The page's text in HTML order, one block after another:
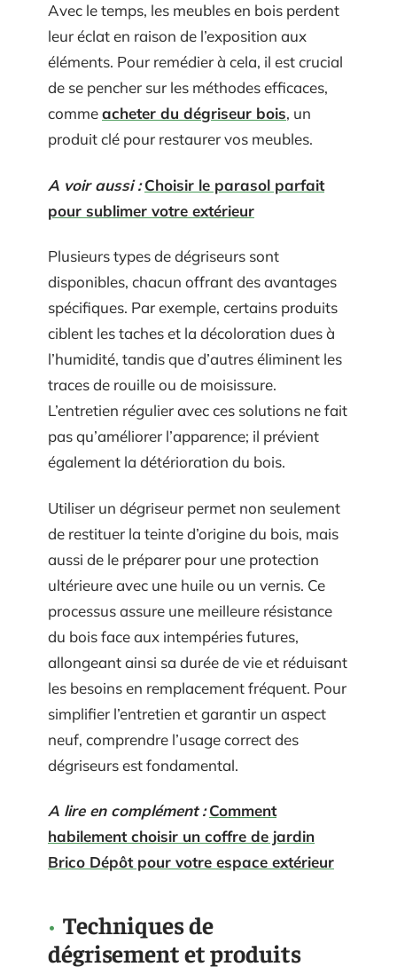
Avec le temps, les meubles en bois perdent
leur éclat en raison de l’exposition aux
éléments. Pour remédier à cela, il est crucial
de se pencher sur les méthodes efficaces,
commeacheter du dégriseur bois, un
produit clé pour restaurer vos meubles.
A voir aussi : Choisir le parasol parfait
pour sublimer votre extérieur
Plusieurs types de dégriseurs sont
disponibles, chacun offrant des avantages
spécifiques. Par exemple, certains produits
ciblent les taches et la décoloration dues à
l’humidité, tandis que d’autres éliminent les
traces de rouille ou de moisissure.
L’entretien régulier avec ces solutions ne fait
pas qu’améliorer l’apparence; il prévient
également la détérioration du bois.
Utiliser un dégriseur permet non seulement
de restituer la teinte d’origine du bois, mais
aussi de le préparer pour une protection
ultérieure avec une huile ou un vernis. Ce
processus assure une meilleure résistance
du bois face aux intempéries futures,
allongeant ainsi sa durée de vie et réduisant
les besoins en remplacement fréquent. Pour
simplifier l’entretien et garantir un aspect
neuf, comprendre l’usage correct des
dégriseurs est fondamental.
A lire en complément : Comment
habilement choisir un coffre de jardin
Brico Dépôt pour votre espace extérieur
Techniques de
dégrisement et produits